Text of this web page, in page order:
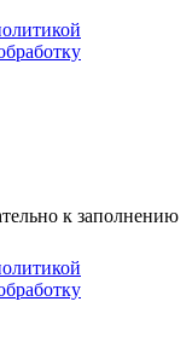
к заполнению